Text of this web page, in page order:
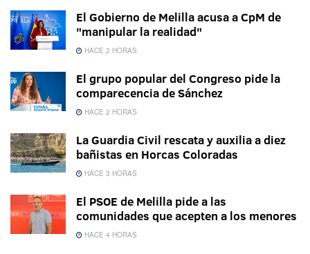
El Gobierno de Melilla acusa a CpM de
"manipular la realidad"
HACE 2 HORAS
El grupo popular del Congreso pide la
comparecencia de Sánchez
HACE 2 HORAS
La Guardia Civil rescata y auxilia a diez
bañistas en Horcas Coloradas
HACE 3 HORAS
El PSOE de Melilla pide a las
comunidades que acepten a los menores
HACE 4 HORAS